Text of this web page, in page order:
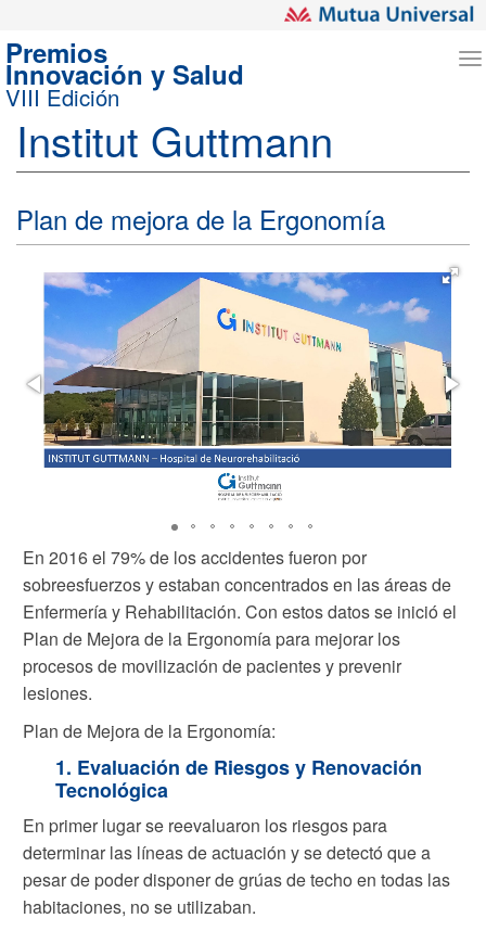
Premios
Innovación y Salud
VIII Edición
Institut Guttmann
Plan de mejora de la Ergonomía
En 2016 el 79% de los accidentes fueron por
sobreesfuerzos y estaban concentrados en las áreas de
Enfermería y Rehabilitación. Con estos datos se inició el
Plan de Mejora de la Ergonomía para mejorar los
procesos de movilización de pacientes y prevenir
lesiones.
Plan de Mejora de la Ergonomía:
1. Evaluación de Riesgos y Renovación
Tecnológica
En primer lugar se reevaluaron los riesgos para
determinar las líneas de actuación y se detectó que a
pesar de poder disponer de grúas de techo en todas las
habitaciones, no se utilizaban.